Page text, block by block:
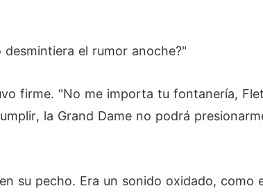
el rumor anoche?"
firme. "No me importa tu fontanería,
la Grand Dame no podrá
su pecho. Era un sonido oxidado, como